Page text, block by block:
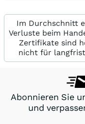
Im Durchschnitt
Verluste beim
Zertifikate sind
nicht für
Abonnieren Sie
und